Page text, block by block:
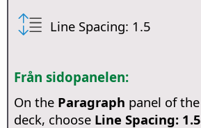
Line Spacing: 1.5
Från sidopanelen:
On the Paragraph panel of the
deck, choose Line Spacing: 1.5